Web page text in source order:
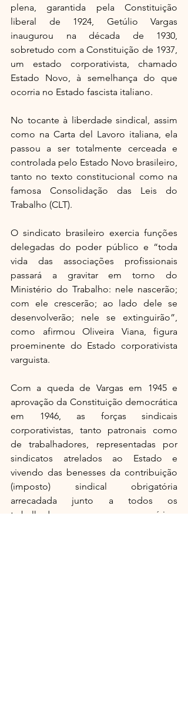
plena, garantida pela Constituição
liberal de 1924, Getúlio Vargas
inaugurou na década de 1930,
sobretudo com a Constituição de 1937,
um estado corporativista, chamado
Estado Novo, à semelhança do que
ocorria no Estado fascista italiano.
No tocante à liberdade sindical, assim
como na Carta del Lavoro italiana, ela
passou a ser totalmente cerceada e
controlada pelo Estado Novo brasileiro,
tanto no texto constitucional como na
famosa Consolidação das Leis do
Trabalho (CLT).
O sindicato brasileiro exercia funções
delegadas do poder público e “toda
vida das associações profissionais
passará a gravitar em torno do
Ministério do Trabalho: nele nascerão;
com ele crescerão; ao lado dele se
desenvolverão; nele se extinguirão”,
como afirmou Oliveira Viana, figura
proeminente do Estado corporativista
varguista.
Com a queda de Vargas em 1945 e
aprovação da Constituição democrática
em 1946, as forças sindicais
corporativistas, tanto patronais como
de trabalhadores, representadas por
sindicatos atrelados ao Estado e
vivendo das benesses da contribuição
(imposto) sindical obrigatória
arrecadada junto a todos os
trabalhadores e empresários,